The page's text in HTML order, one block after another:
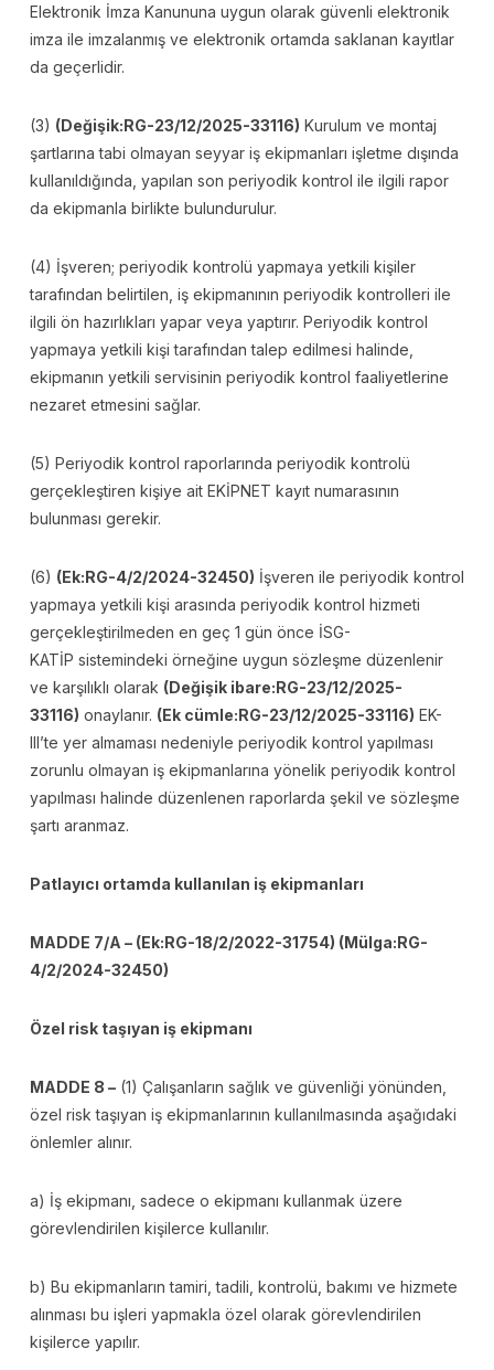
Elektronik İmza Kanununa uygun olarak güvenli elektronik
imza ile imzalanmış ve elektronik ortamda saklanan kayıtlar
da geçerlidir.
(3) (Değişik:RG-23/12/2025-33116) Kurulum ve montaj
şartlarına tabi olmayan seyyar iş ekipmanları işletme dışında
kullanıldığında, yapılan son periyodik kontrol ile ilgili rapor
da ekipmanla birlikte bulundurulur.
(4) İşveren; periyodik kontrolü yapmaya yetkili kişiler
tarafından belirtilen, iş ekipmanının periyodik kontrolleri ile
ilgili ön hazırlıkları yapar veya yaptırır. Periyodik kontrol
yapmaya yetkili kişi tarafından talep edilmesi halinde,
ekipmanın yetkili servisinin periyodik kontrol faaliyetlerine
nezaret etmesini sağlar.
(5) Periyodik kontrol raporlarında periyodik kontrolü
gerçekleştiren kişiye ait EKİPNET kayıt numarasının
bulunması gerekir.
(6) (Ek:RG-4/2/2024-32450) İşveren ile periyodik kontrol
yapmaya yetkili kişi arasında periyodik kontrol hizmeti
gerçekleştirilmeden en geç 1 gün önce İSG-
KATİP sistemindeki örneğine uygun sözleşme düzenlenir
ve karşılıklı olarak (Değişik ibare:RG-23/12/2025-
33116) onaylanır. (Ek cümle:RG-23/12/2025-33116) EK-
III’te yer almaması nedeniyle periyodik kontrol yapılması
zorunlu olmayan iş ekipmanlarına yönelik periyodik kontrol
yapılması halinde düzenlenen raporlarda şekil ve sözleşme
şartı aranmaz.
Patlayıcı ortamda kullanılan iş ekipmanları
MADDE 7/A – (Ek:RG-18/2/2022-31754) (Mülga:RG-
4/2/2024-32450)
Özel risk taşıyan iş ekipmanı
MADDE 8 –(1) Çalışanların sağlık ve güvenliği yönünden,
özel risk taşıyan iş ekipmanlarının kullanılmasında aşağıdaki
önlemler alınır.
a) İş ekipmanı, sadece o ekipmanı kullanmak üzere
görevlendirilen kişilerce kullanılır.
b) Bu ekipmanların tamiri, tadili, kontrolü, bakımı ve hizmete
alınması bu işleri yapmakla özel olarak görevlendirilen
kişilerce yapılır.